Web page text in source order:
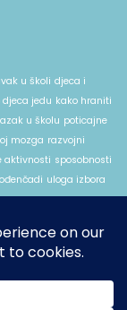
u školi djeca i
djeca jedu kako hraniti
u školu poticajne
mozga razvojni
aktivnosti sposobnosti
uloga izbora